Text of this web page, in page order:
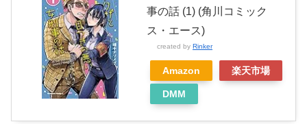
事の話 (1) (角川コミック
ス・エース)
created by Rinker
Amazon 楽天市場
DMM